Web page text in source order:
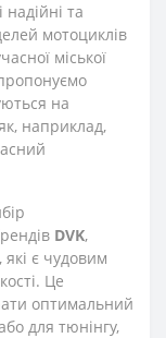
та
мотоциклів
міської
на
наприклад,
DVK,
які є чудовим
Це
оптимальний
для тюнінгу,